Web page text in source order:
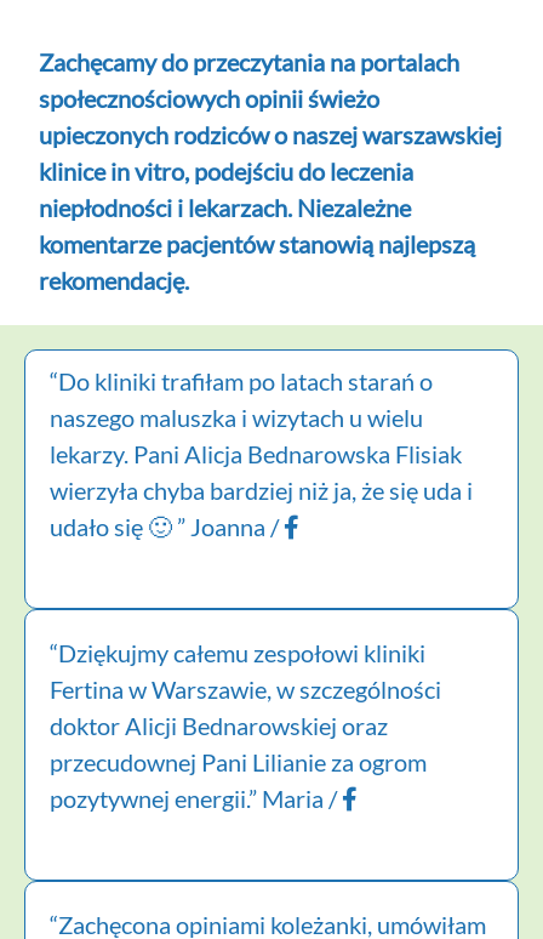
Zachęcamy do przeczytania na portalach
społecznościowych opinii świeżo
upieczonych rodziców o naszej warszawskiej
klinice in vitro, podejściu do leczenia
niepłodności i lekarzach. Niezależne
komentarze pacjentów stanowią najlepszą
rekomendację.
“Do kliniki trafiłam po latach starań o
naszego maluszka i wizytach u wielu
lekarzy. Pani Alicja Bednarowska Flisiak
wierzyła chyba bardziej niż ja, że się uda i
udało się 🙂 ” Joanna /
“Dziękujmy całemu zespołowi kliniki
Fertina w Warszawie, w szczególności
doktor Alicji Bednarowskiej oraz
przecudownej Pani Lilianie za ogrom
pozytywnej energii.” Maria /
“Zachęcona opiniami koleżanki, umówiłam